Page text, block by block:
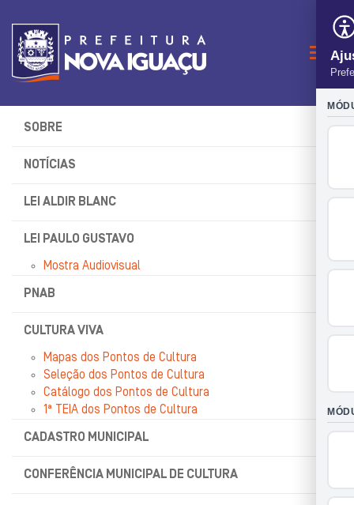
SOBRE
NOTÍCIAS
LEI ALDIR BLANC
LEI PAULO GUSTAVO
Mostra Audiovisual
PNAB
CULTURA VIVA
Mapas dos Pontos de Cultura
Seleção dos Pontos de Cultura
Catálogo dos Pontos de Cultura
1ª TEIA dos Pontos de Cultura
CADASTRO MUNICIPAL
CONFERÊNCIA MUNICIPAL DE CULTURA